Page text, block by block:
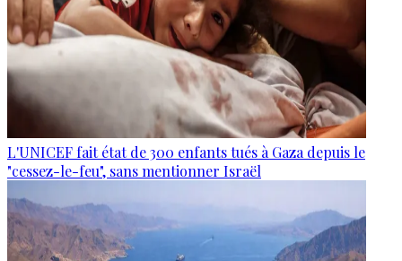
L'UNICEF fait état de 300 enfants tués à Gaza depuis le
"cessez-le-feu", sans mentionner Israël